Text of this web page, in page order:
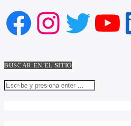
Facebook
Instagram
Twitter
BUSCAR EN EL SITIO